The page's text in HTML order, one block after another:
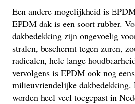
Een andere mogelijkheid is
EPDM dak is een soort rubber.
dakbedekking zijn ongevoelig
stralen, beschermt tegen zuren,
radicalen, hele lange
vervolgens is EPDM ook nog
milieuvriendelijke dakbedekking.
worden heel veel toegepast in